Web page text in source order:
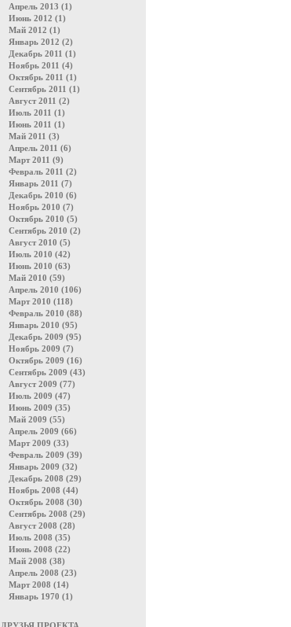
Апрель 2013 (1)
Июнь 2012 (1)
Май 2012 (1)
Январь 2012 (2)
Декабрь 2011 (1)
Ноябрь 2011 (4)
Октябрь 2011 (1)
Сентябрь 2011 (1)
Август 2011 (2)
Июль 2011 (1)
Июнь 2011 (1)
Май 2011 (3)
Апрель 2011 (6)
Март 2011 (9)
Февраль 2011 (2)
Январь 2011 (7)
Декабрь 2010 (6)
Ноябрь 2010 (7)
Октябрь 2010 (5)
Сентябрь 2010 (2)
Август 2010 (5)
Июль 2010 (42)
Июнь 2010 (63)
Май 2010 (59)
Апрель 2010 (106)
Март 2010 (118)
Февраль 2010 (88)
Январь 2010 (95)
Декабрь 2009 (95)
Ноябрь 2009 (7)
Октябрь 2009 (16)
Сентябрь 2009 (43)
Август 2009 (77)
Июль 2009 (47)
Июнь 2009 (35)
Май 2009 (55)
Апрель 2009 (66)
Март 2009 (33)
Февраль 2009 (39)
Январь 2009 (32)
Декабрь 2008 (29)
Ноябрь 2008 (44)
Октябрь 2008 (30)
Сентябрь 2008 (29)
Август 2008 (28)
Июль 2008 (35)
Июнь 2008 (22)
Май 2008 (38)
Апрель 2008 (23)
Март 2008 (14)
Январь 1970 (1)